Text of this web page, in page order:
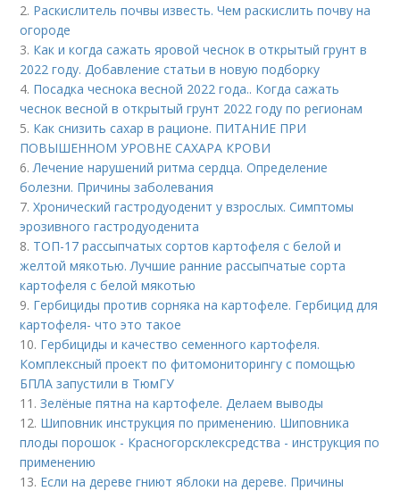
2. Раскислитель почвы известь. Чем раскислить почву на
огороде
3. Как и когда сажать яровой чеснок в открытый грунт в
2022 году. Добавление статьи в новую подборку
4. Посадка чеснока весной 2022 года.. Когда сажать
чеснок весной в открытый грунт 2022 году по регионам
5. Как снизить сахар в рационе. ПИТАНИЕ ПРИ
ПОВЫШЕННОМ УРОВНЕ САХАРА КРОВИ
6.Лечение нарушений ритма сердца. Определение
болезни. Причины заболевания
7.Хронический гастродуоденит у взрослых. Симптомы
эрозивного гастродуоденита
8. ТОП-17 рассыпчатых сортов картофеля с белой и
желтой мякотью. Лучшие ранние рассыпчатые сорта
картофеля с белой мякотью
9. Гербициды против сорняка на картофеле. Гербицид для
картофеля- что это такое
10. Гербициды и качество семенного картофеля.
Комплексный проект по фитомониторингу с помощью
БПЛА запустили в ТюмГУ
11.Зелёные пятна на картофеле. Делаем выводы
12. Шиповник инструкция по применению. Шиповника
плоды порошок - Красногорсклексредства - инструкция по
применению
13. Если на дереве гниют яблоки на дереве. Причины